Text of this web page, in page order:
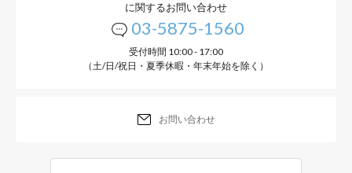
に関するお問い合わせ
03-5875-1560
受付時間 10:00 - 17:00
（土/日/祝日・夏季休暇・年末年始を除く）
お問い合わせ